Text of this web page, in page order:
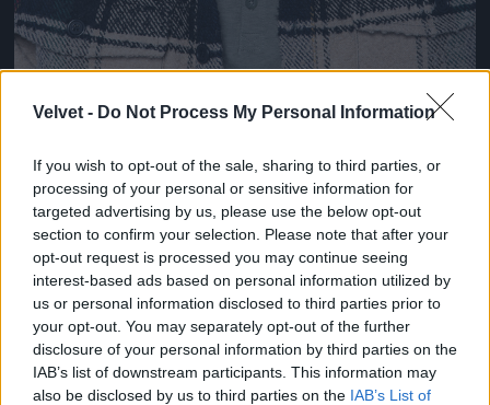
Velvet - Do Not Process My Personal Information
If you wish to opt-out of the sale, sharing to third parties, or
processing of your personal or sensitive information for
targeted advertising by us, please use the below opt-out
section to confirm your selection. Please note that after your
opt-out request is processed you may continue seeing
interest-based ads based on personal information utilized by
us or personal information disclosed to third parties prior to
your opt-out. You may separately opt-out of the further
disclosure of your personal information by third parties on the
IAB’s list of downstream participants. This information may
also be disclosed by us to third parties on the IAB’s List of
Fotó: Bielik István / RTL Magyarország
Jön még kép!